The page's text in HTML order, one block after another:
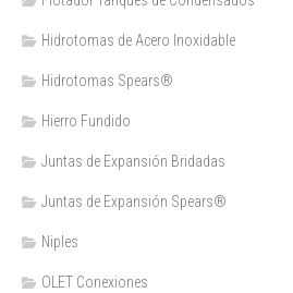
Hidrotomas de Acero Inoxidable
Hidrotomas Spears®
Hierro Fundido
Juntas de Expansión Bridadas
Juntas de Expansión Spears®
Niples
OLET Conexiones